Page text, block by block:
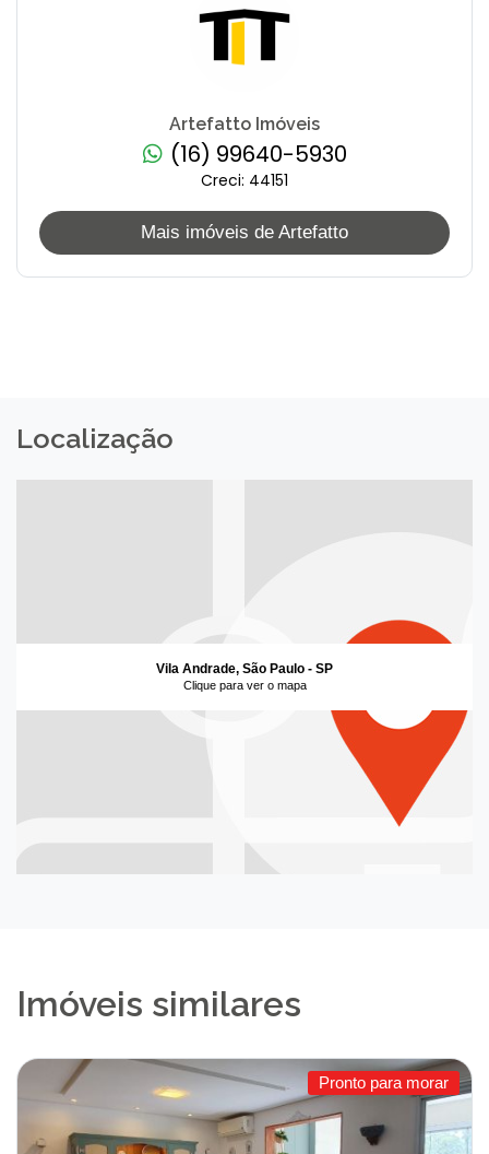
Artefatto Imóveis
(16) 99640-5930
Creci: 44151
Mais imóveis de Artefatto
Localização
Vila Andrade, São Paulo - SP
Clique para ver o mapa
Imóveis similares
Pronto para morar